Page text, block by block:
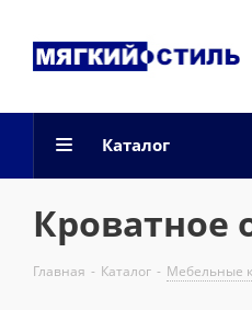
Каталог
Кроватное
Главная - Каталог - Мебельные